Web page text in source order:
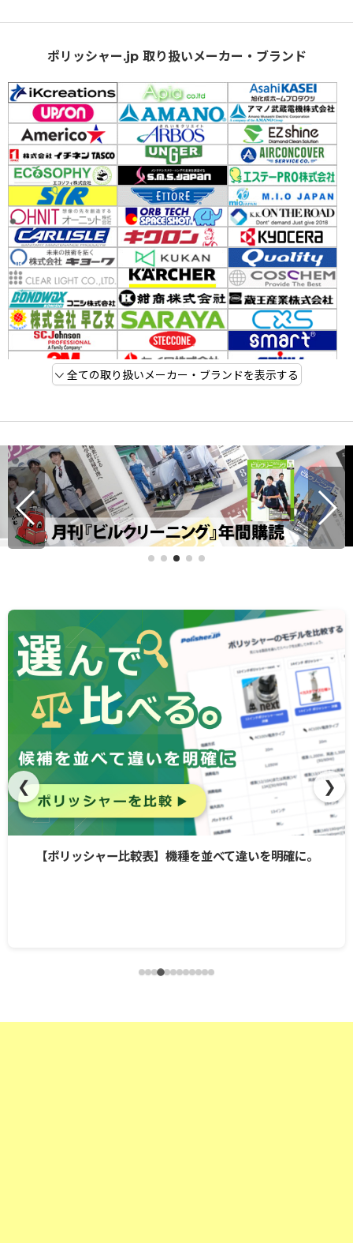
ポリッシャー.jp 取り扱いメーカー・ブランド
全ての取り扱いメーカー・ブランドを表示する
【ポリッシャー比較表】機種を並べて違いを明確に。
❮ ❯